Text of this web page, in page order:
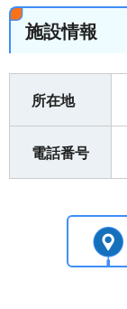
施設情報
所在地
電話番号